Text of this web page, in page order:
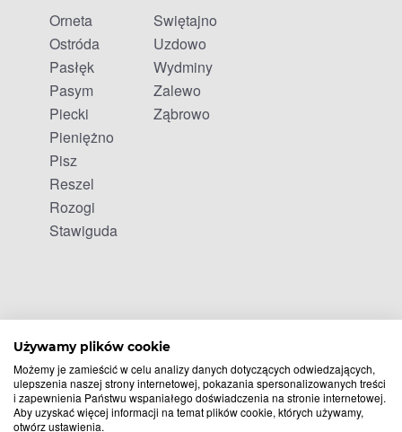
Używamy plików cookie
Możemy je zamieścić w celu analizy danych dotyczących odwiedzających,
ulepszenia naszej strony internetowej, pokazania spersonalizowanych treści
i zapewnienia Państwu wspaniałego doświadczenia na stronie internetowej.
Aby uzyskać więcej informacji na temat plików cookie, których używamy,
otwórz ustawienia.
Orneta
Ostróda
Pasłęk
Pasym
Piecki
Pieniężno
Pisz
Reszel
Rozogi
Stawiguda
Świętajno
Uzdowo
Wydminy
Zalewo
Ząbrowo